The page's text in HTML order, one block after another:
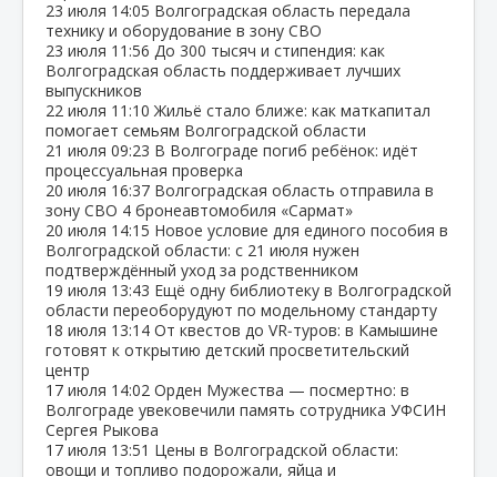
23 июля 14:05 Волгоградская область передала
технику и оборудование в зону СВО
23 июля 11:56 До 300 тысяч и стипендия: как
Волгоградская область поддерживает лучших
выпускников
22 июля 11:10 Жильё стало ближе: как маткапитал
помогает семьям Волгоградской области
21 июля 09:23 В Волгограде погиб ребёнок: идёт
процессуальная проверка
20 июля 16:37 Волгоградская область отправила в
зону СВО 4 бронеавтомобиля «Сармат»
20 июля 14:15 Новое условие для единого пособия в
Волгоградской области: с 21 июля нужен
подтверждённый уход за родственником
19 июля 13:43 Ещё одну библиотеку в Волгоградской
области переоборудуют по модельному стандарту
18 июля 13:14 От квестов до VR‑туров: в Камышине
готовят к открытию детский просветительский
центр
17 июля 14:02 Орден Мужества — посмертно: в
Волгограде увековечили память сотрудника УФСИН
Сергея Рыкова
17 июля 13:51 Цены в Волгоградской области:
овощи и топливо подорожали, яйца и